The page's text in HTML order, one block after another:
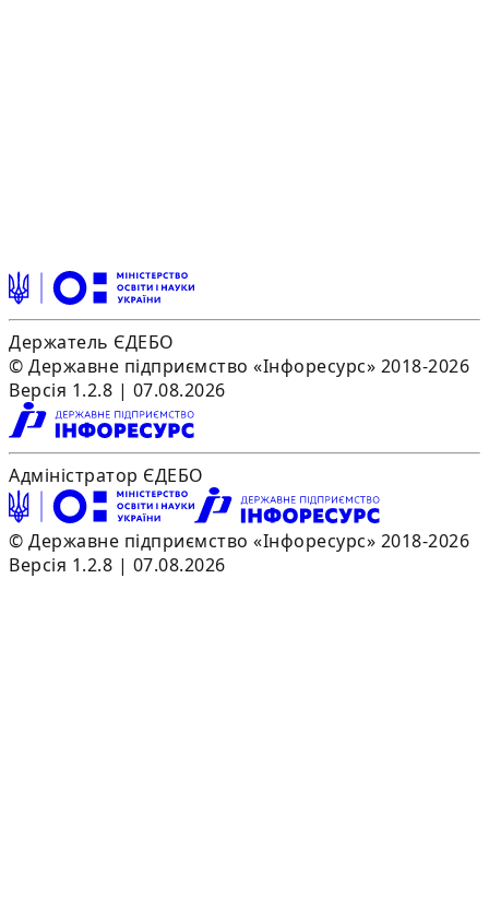
Держатель ЄДЕБО
© Державне підприємство «Інфоресурс» 2018-2026
Версія 1.2.8 | 07.08.2026
Адміністратор ЄДЕБО
© Державне підприємство «Інфоресурс» 2018-2026
Версія 1.2.8 | 07.08.2026